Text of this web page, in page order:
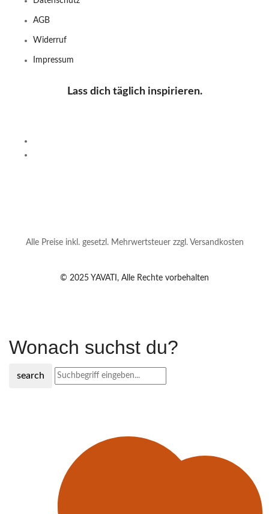
AGB
Widerruf
Impressum
Lass dich täglich inspirieren.
Alle Preise inkl. gesetzl. Mehrwertsteuer zzgl. Versandkosten
© 2025 YAVATI, Alle Rechte vorbehalten
Wonach suchst du?
search